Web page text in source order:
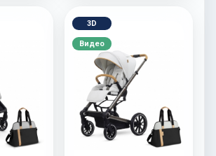
3D
Видео